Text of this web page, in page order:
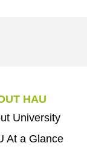
HAU
University
At a Glance